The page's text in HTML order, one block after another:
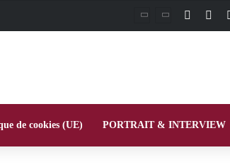
de cookies (UE) PORTRAIT & INTERVIEW